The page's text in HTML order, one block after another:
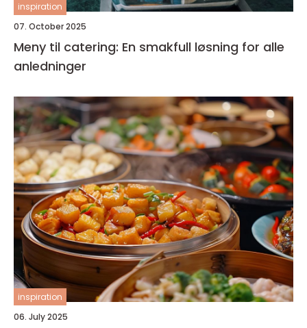
inspiration
07. October 2025
Meny til catering: En smakfull løsning for alle
anledninger
inspiration
06. July 2025